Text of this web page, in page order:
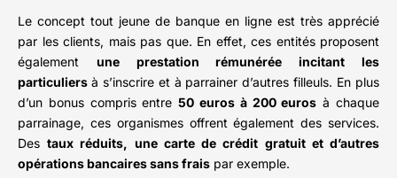
Le concept tout jeune de banque en ligne est très apprécié
par les clients, mais pas que. En effet, ces entités proposent
également une prestation rémunérée incitant les
particuliers à s’inscrire et à parrainer d’autres filleuls. En plus
d’un bonus compris entre50 euros à 200 euros à chaque
parrainage, ces organismes offrent également des services.
Destaux réduits, une carte de crédit gratuit et d’autres
opérations bancaires sans frais par exemple.